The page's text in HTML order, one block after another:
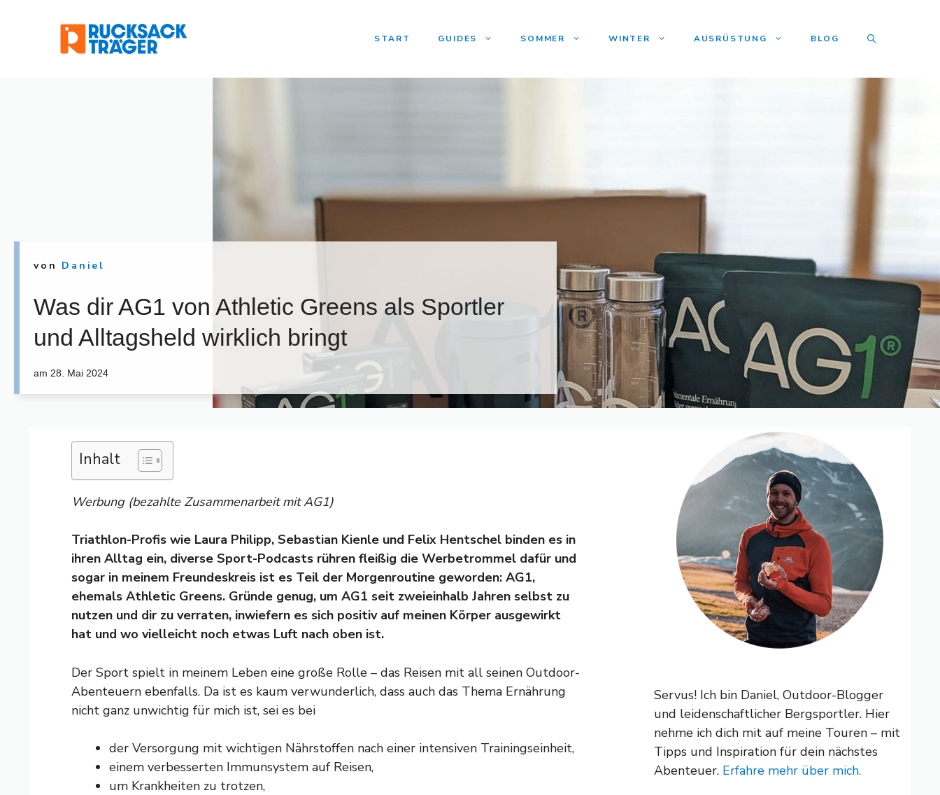
START GUIDES SOMMER WINTER AUSRÜSTUNG BLOG
von Daniel
Was dir AG1 von Athletic Greens als Sportler
und Alltagsheld wirklich bringt
am 28. Mai 2024
Inhalt
Werbung (bezahlte Zusammenarbeit mit AG1)
Triathlon-Profis wie Laura Philipp, Sebastian Kienle und Felix Hentschel binden es in
ihren Alltag ein, diverse Sport-Podcasts rühren fleißig die Werbetrommel dafür und
sogar in meinem Freundeskreis ist es Teil der Morgenroutine geworden: AG1,
ehemals Athletic Greens. Gründe genug, um AG1 seit zweieinhalb Jahren selbst zu
nutzen und dir zu verraten, inwiefern es sich positiv auf meinen Körper ausgewirkt
hat und wo vielleicht noch etwas Luft nach oben ist.
Der Sport spielt in meinem Leben eine große Rolle – das Reisen mit all seinen Outdoor-
Abenteuern ebenfalls. Da ist es kaum verwunderlich, dass auch das Thema Ernährung
nicht ganz unwichtig für mich ist, sei es bei
der Versorgung mit wichtigen Nährstoffen nach einer intensiven Trainingseinheit,
einem verbesserten Immunsystem auf Reisen,
um Krankheiten zu trotzen,
Servus! Ich bin Daniel, Outdoor-Blogger
und leidenschaftlicher Bergsportler. Hier
nehme ich dich mit auf meine Touren – mit
Tipps und Inspiration für dein nächstes
Abenteuer. Erfahre mehr über mich.